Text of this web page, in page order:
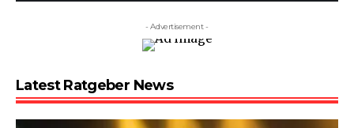
- Advertisement -
Latest Ratgeber News